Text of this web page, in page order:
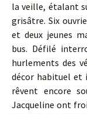
la veille, étalant
grisâtre. Six
et deux jeunes
bus. Défilé
hurlements des
décor habituel et
rêvent encore
Jacqueline ont